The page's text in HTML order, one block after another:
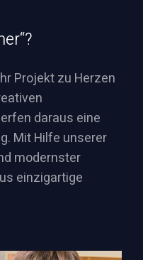
Projekt zu Herzen
daraus eine
Mit Hilfe unserer
modernster
einzigartige